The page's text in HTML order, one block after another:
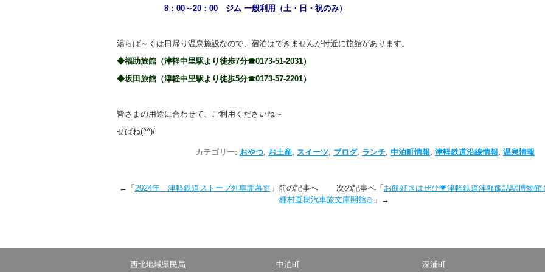
8：00～20：00 ジム 一般利用（土・日・祝のみ）
湯らぱ～くは日帰り温泉施設なので、宿泊はできませんが付近に旅館があります。
◆福助旅館（津軽中里駅より徒歩7分☎0173-51-2031）
◆坂田旅館（津軽中里駅より徒歩5分☎0173-57-2201）
皆さまの用途に合わせて、ご利用くださいね～
せばね(^^)/
カテゴリー: おやつ, お土産, スイーツ, ブログ, ランチ, 中泊町情報, 津軽鉄道沿線情報, 温泉情報
←「 2024年 津軽鉄道ストーブ列車開幕🎊 」前の記事へ 次の記事へ「 お餅好きはぜひ💗津軽鉄道津軽飯詰駅博物館
種村直樹汽車旅文庫開館⛄ 」→
西北地域県民局 中泊町 深浦町